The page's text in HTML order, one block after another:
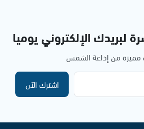
لبريدك الإلكتروني يوميا
مميزة من إذاعة الشمس
اشترك الآن